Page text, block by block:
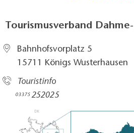
Tourismusverband
Bahnhofsvorplatz 5​
15711 Königs Wusterhausen
Touristinfo
03375252025​